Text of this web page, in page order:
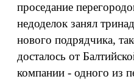
проседание
недоделок занял
нового подрядчика,
досталось от
компании - одного из